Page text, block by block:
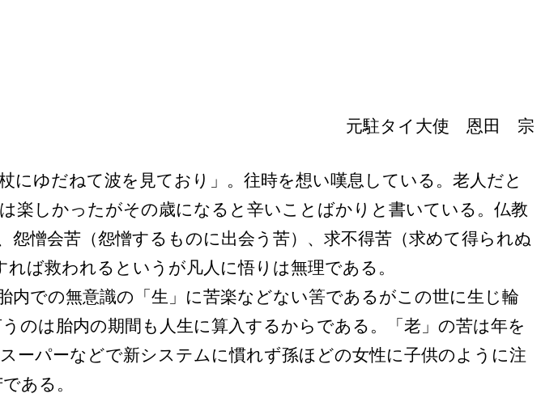
元駐タイ大使 恩田 宗
ゆだねて波を見ており」。往時を想い嘆息している。老人だと
楽しかったがその歳になると辛いことばかりと書いている。仏教
憎会苦（怨憎するものに出会う苦）、求不得苦（求めて得られぬ
ば救われるというが凡人に悟りは無理である。
での無意識の「生」に苦楽などない筈であるがこの世に生じ輪
のは胎内の期間も人生に算入するからである。「老」の苦は年を
ーパーなどで新システムに慣れず孫ほどの女性に子供のように注
である。